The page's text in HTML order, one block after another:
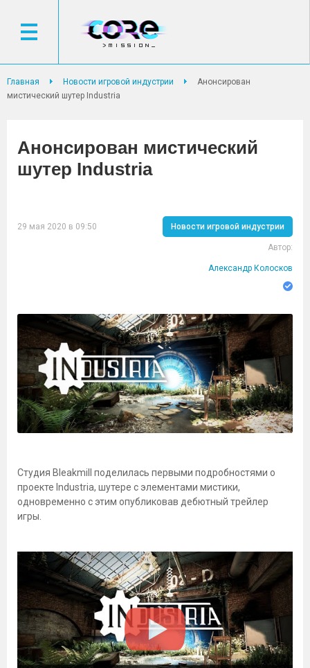
Главная Новости игровой индустрии
Анонсирован
мистический шутер Industria
Анонсирован мистический
шутер Industria
29 мая 2020 в 09:50 Новости игровой индустрии
Автор:
Александр Колосков
Студия Bleakmill поделилась первыми подробностями о
проекте Industria, шутере с элементами мистики,
одновременно с этим опубликовав дебютный трейлер
игры.